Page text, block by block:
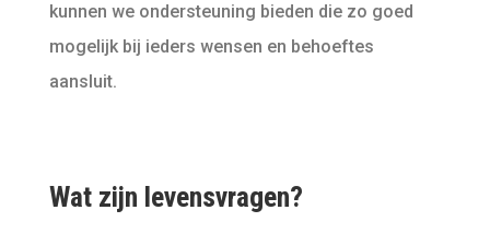
kunnen we ondersteuning bieden die zo goed
mogelijk bij ieders wensen en behoeftes
aansluit.
Wat zijn levensvragen?